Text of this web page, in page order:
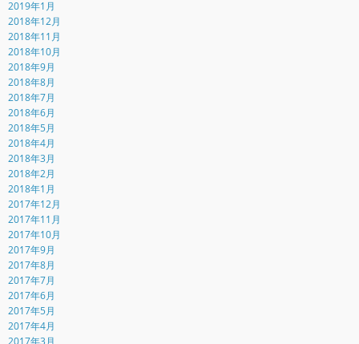
2019年1月
2018年12月
2018年11月
2018年10月
2018年9月
2018年8月
2018年7月
2018年6月
2018年5月
2018年4月
2018年3月
2018年2月
2018年1月
2017年12月
2017年11月
2017年10月
2017年9月
2017年8月
2017年7月
2017年6月
2017年5月
2017年4月
2017年3月